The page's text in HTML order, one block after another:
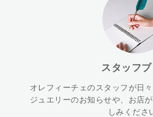
スタッフ
オレフィーチェのスタッフが日
ジュエリーのお知らせや、お店
しみくださ